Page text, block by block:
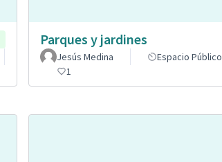
Parques y jardines
Jesús Medina
Espacio Público
1